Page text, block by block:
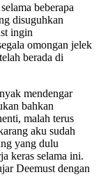
beberapa
disuguhkan
ingin
omongan jelek
berada di
mendengar
bahkan
malah terus
aku sudah
yang dulu
keras selama ini.
Deemust dengan